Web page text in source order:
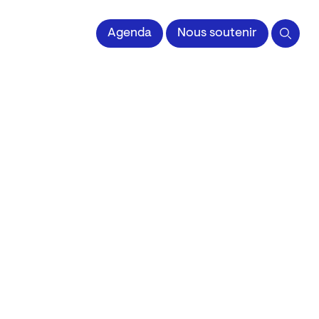
imprimée
Agenda Nous soutenir